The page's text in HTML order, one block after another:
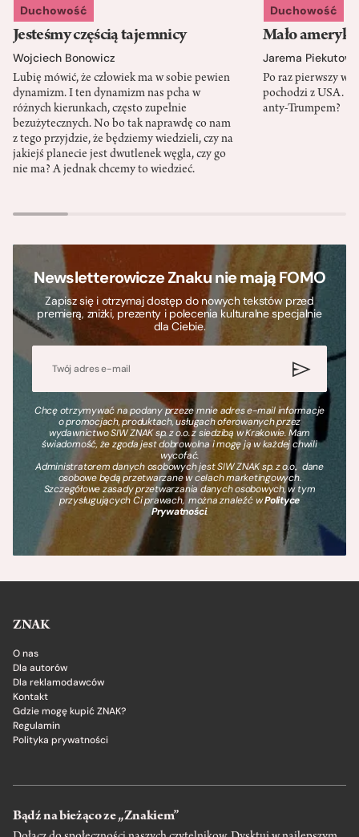
Duchowość
Jesteśmy częścią tajemnicy
Wojciech Bonowicz
Lubię mówić, że człowiek ma w sobie pewien
dynamizm. I ten dynamizm nas pcha w
różnych kierunkach, często zupełnie
bezużytecznych. No bo tak naprawdę co nam
z tego przyjdzie, że będziemy wiedzieli, czy na
jakiejś planecie jest dwutlenek węgla, czy go
nie ma? A jednak chcemy to wiedzieć.
Duchowość
Mało
Jarema
Po raz pierwszy w
pochodzi z USA.
anty-Trumpem?
Newsletterowicze Znaku nie mają FOMO
Zapisz się i otrzymaj dostęp do nowych tekstów przed
premierą, zniżki, prezenty i polecenia kulturalne specjalnie
dla Ciebie.
Chcę otrzymywać na podany przeze mnie adres e-mail informacje
o promocjach, produktach, usługach oferowanych przez
wydawnictwo SIW ZNAK sp. z o.o. z siedzibą w Krakowie. Mam
świadomość, że zgoda jest dobrowolna i mogę ją w każdej chwili
wycofać.
Administratorem danych osobowych jest SIW ZNAK sp. z o.o., dane
osobowe będą przetwarzane w celach marketingowych.
Szczegółowe zasady przetwarzania danych osobowych, w tym
przysługujących Ci prawach, można znaleźć wPolityce
Prywatności.
ZNAK
O nas
Dla autorów
Dla reklamodawców
Kontakt
Gdzie mogę kupić ZNAK?
Regulamin
Polityka prywatności
Bądź na bieżąco ze „Znakiem”